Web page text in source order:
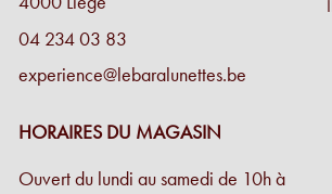
de montures qui nous vont à
04 234 03 83
experience@lebaralunettes.be
HORAIRES DU MAGASIN
Ouvert du lundi au samedi de 10h à